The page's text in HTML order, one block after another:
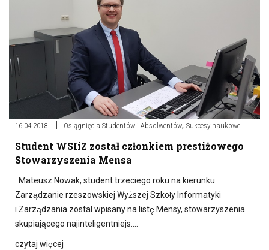
16.04.2018 Osiągnięcia Studentów i Absolwentów, Sukcesy naukowe
Student WSIiZ został członkiem prestiżowego
Stowarzyszenia Mensa
Mateusz Nowak, student trzeciego roku na kierunku
Zarządzanie rzeszowskiej Wyższej Szkoły Informatyki
i Zarządzania został wpisany na listę Mensy, stowarzyszenia
skupiającego najinteligentniejs….
czytaj więcej